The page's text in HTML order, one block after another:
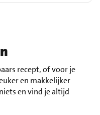
recept, of voor je
en makkelijker
en vind je altijd